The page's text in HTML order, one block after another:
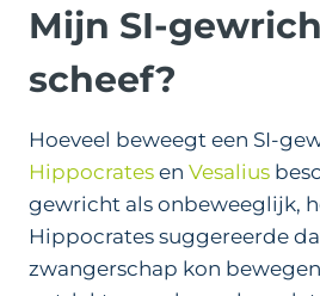
Mijn SI-
scheef?
Hoeveel beweegt een SI-
Hippocrates en Vesalius
gewricht als onbeweeglijk,
Hippocrates suggereerde
zwangerschap kon